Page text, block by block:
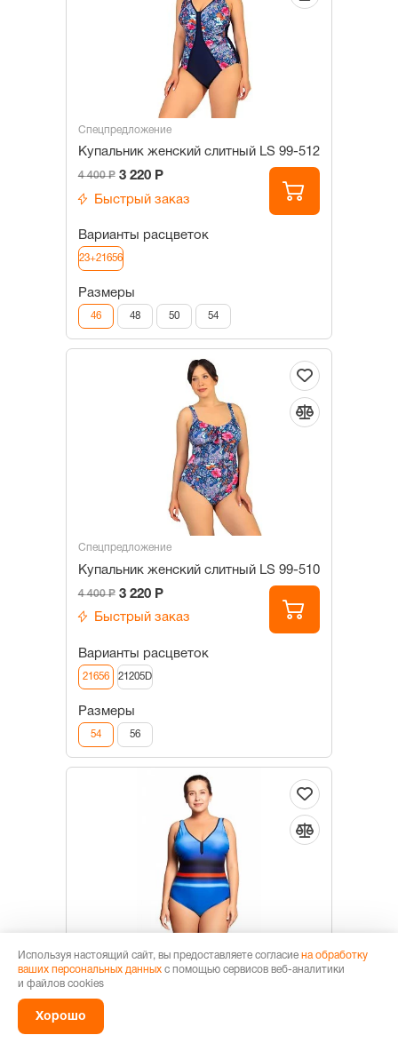
Спецпредложение
Купальник женский слитный LS 99-512
4 400 Р 3 220 Р
Быстрый заказ
Варианты расцветок
23+21656
Размеры
46 48 50 54
Спецпредложение
Купальник женский слитный LS 99-510
4 400 Р 3 220 Р
Быстрый заказ
Варианты расцветок
21656 21205D
Размеры
54 56
Женщины
Купальник женский слитный LS 99-507
5 760 Р
Быстрый заказ
Используя настоящий сайт, вы предоставляете согласие на обработку
ваших персональных данных с помощью сервисов веб-аналитики
и файлов cookies
Хорошо